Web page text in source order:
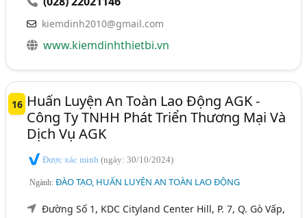
kiemdinh2010@gmail.com
www.kiemdinhthietbi.vn
16 Huấn Luyện An Toàn Lao Động AGK -
Công Ty TNHH Phát Triển Thương Mại Và
Dịch Vụ AGK
Được xác minh(ngày: 30/10/2024)
Ngành:ĐÀO TẠO, HUẤN LUYỆN AN TOÀN LAO ĐỘNG
Đường Số 1, KDC Cityland Center Hill, P. 7, Q. Gò Vấp,